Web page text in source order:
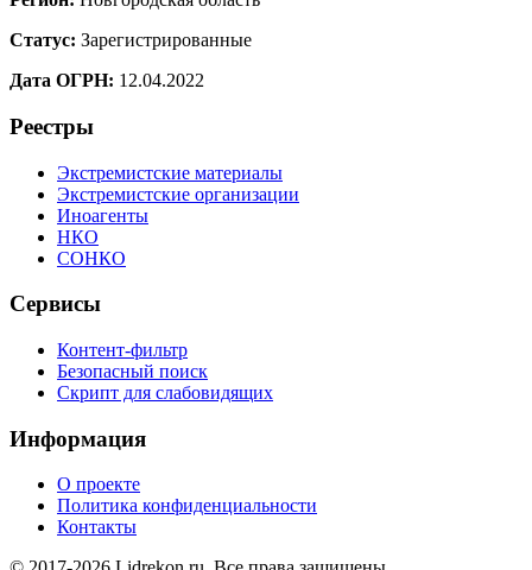
Статус: Зарегистрированные
Дата ОГРН: 12.04.2022
Реестры
Экстремистские материалы
Экстремистские организации
Иноагенты
НКО
СОНКО
Сервисы
Контент-фильтр
Безопасный поиск
Скрипт для слабовидящих
Информация
О проекте
Политика конфиденциальности
Контакты